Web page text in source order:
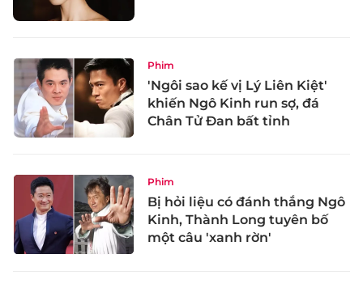
Phim
'Ngôi sao kế vị Lý Liên Kiệt'
khiến Ngô Kinh run sợ, đá
Chân Tử Đan bất tỉnh
Phim
Bị hỏi liệu có đánh thắng Ngô
Kinh, Thành Long tuyên bố
một câu 'xanh rờn'